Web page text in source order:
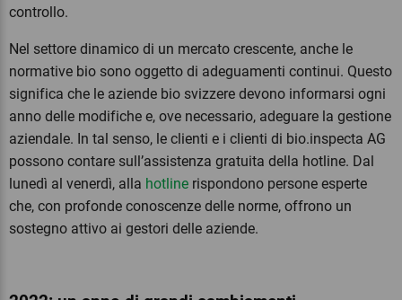
controllo.
Nel settore dinamico di un mercato crescente, anche le
normative bio sono oggetto di adeguamenti continui. Questo
significa che le aziende bio svizzere devono informarsi ogni
anno delle modifiche e, ove necessario, adeguare la gestione
aziendale. In tal senso, le clienti e i clienti di bio.inspecta AG
possono contare sull’assistenza gratuita della hotline. Dal
lunedì al venerdì, alla hotline rispondono persone esperte
che, con profonde conoscenze delle norme, offrono un
sostegno attivo ai gestori delle aziende.